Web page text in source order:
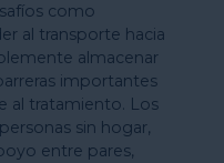
como
al transporte hacia
almacenar
importantes
al tratamiento. Los
sin hogar,
entre pares,